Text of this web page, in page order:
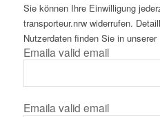
Sie können Ihre Einwilligung
transporteur.nrw widerrufen.
Nutzerdaten finden Sie in
Emaila valid email
Emaila valid email